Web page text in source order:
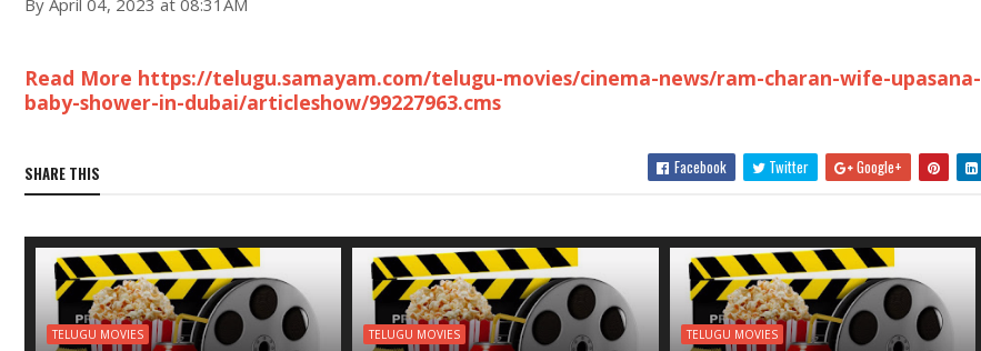
By April 04, 2023 at 08:31AM
Read More https://telugu.samayam.com/telugu-movies/cinema-news/ram-charan-wife-upasana-
baby-shower-in-dubai/articleshow/99227963.cms
SHARE THIS Facebook Twitter Google+
TELUGU MOVIES TELUGU MOVIES TELUGU MOVIES